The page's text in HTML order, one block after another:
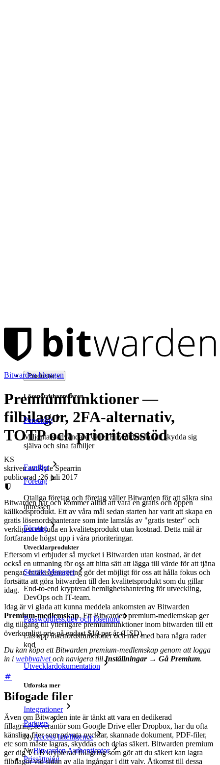
Produkter
Lösenordshanteraren
Personlig
Miljontals användare väljer Bitwarden för att skydda sig
själva och sina familjer
Familjer
Företag
Otaliga företag och företag väljer Bitwarden för att säkra sina
intressen
Företag
Utvecklarprodukter
Secrets Manager
End-to-end krypterad hemlighetshantering för utveckling,
DevOps och IT-team.
Passwordless.dev och lösenord
Lås upp lösenordsfunktioner och mer med bara några rader
kod
Utvecklardokumentation
Utforska mer
Integrationer
Partners
NyAccess Intelligence
NyBitwarden Authenticator
Prissättning
Bitwarden-bloggen
Premiumfunktioner —
filbilagor, 2FA-alternativ,
TOTP och prioritetsstöd
KS
skriven av:Kyle Spearrin
publicerad :26 juli 2017
Bitwarden har och kommer alltid att vara en gratis och öppen
källkodsprodukt. Ett av våra mål sedan starten har varit att skapa en
gratis lösenordshanterare som inte lamslås av "gratis tester" och
verkligen erbjuda en kvalitetsprodukt utan kostnad. Detta mål är
fortfarande högst upp i våra prioriteringar.
Eftersom vi erbjuder så mycket i Bitwarden utan kostnad, är det
också en utmaning för oss att hitta sätt att lägga till värde för att tjäna
pengar. Intäktsgenerering gör det möjligt för oss att hålla fokus och
fortsätta att göra bitwarden till den kvalitetsprodukt som du gillar
idag.
Idag är vi glada att kunna meddela ankomsten av Bitwarden
Premium-medlemskap. Ett Bitwarden premium-medlemskap ger
dig tillgång till ytterligare premiumfunktioner inom bitwarden till ett
överkomligt pris på endast $10 per år (USD).
Du kan köpa ett Bitwarden premium-medlemskap genom att logga
in i webbvalvetoch navigera tillInställningar→ Gå Premium.
Bifogade filer
Även om Bitwarden inte är tänkt att vara en dedikerad
fillagringsleverantör som Google Drive eller Dropbox, har du ofta
känsliga filer som privata nycklar, skannade dokument, PDF-filer,
etc som måste lagras, skyddas och delas säkert. Bitwarden premium
ger dig 1 GB krypterad fillagring som gör att du säkert kan lagra
filbilagor vid sidan av alla ingångar i ditt valv. Åtkomst till dessa